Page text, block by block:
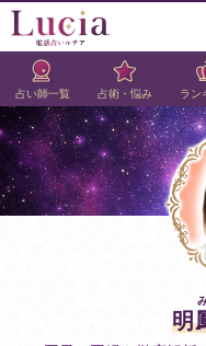
占い師一覧 占術・悩み ラン
明